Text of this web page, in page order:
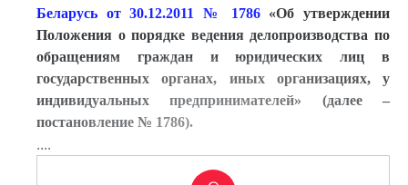
Беларусь от 30.12.2011 № 1786 «Об утверждении
Положения о порядке ведения делопроизводства по
обращениям граждан и юридических лиц в
государственных органах, иных организациях, у
индивидуальных предпринимателей» (далее –
постановление № 1786).
....